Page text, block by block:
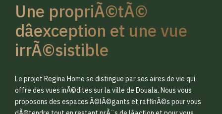
Une propriÃ©tÃ©
dâexception et une vue
irrÃ©sistible
Le projet Regina Home se distingue par ses aires de vie qui
offre des vues inÃ©dites sur la ville de Douala. Nous vous
proposons des espaces Ã©lÃ©gants et raffinÃ©s pour vous
0
1
0
1